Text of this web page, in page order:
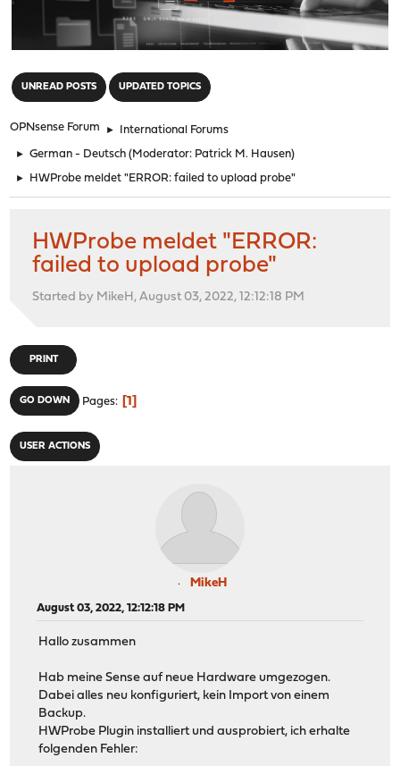
UNREAD POSTS UPDATED TOPICS
OPNsense Forum ► International Forums
► German - Deutsch (Moderator: Patrick M. Hausen)
► HWProbe meldet "ERROR: failed to upload probe"
HWProbe meldet "ERROR:
failed to upload probe"
Started by MikeH, August 03, 2022, 12:12:18 PM
PRINT
GO DOWN Pages 1
USER ACTIONS
MikeH
August 03, 2022, 12:12:18 PM
Hallo zusammen
Hab meine Sense auf neue Hardware umgezogen.
Dabei alles neu konfiguriert, kein Import von einem
Backup.
HWProbe Plugin installiert und ausprobiert, ich erhalte
folgenden Fehler: